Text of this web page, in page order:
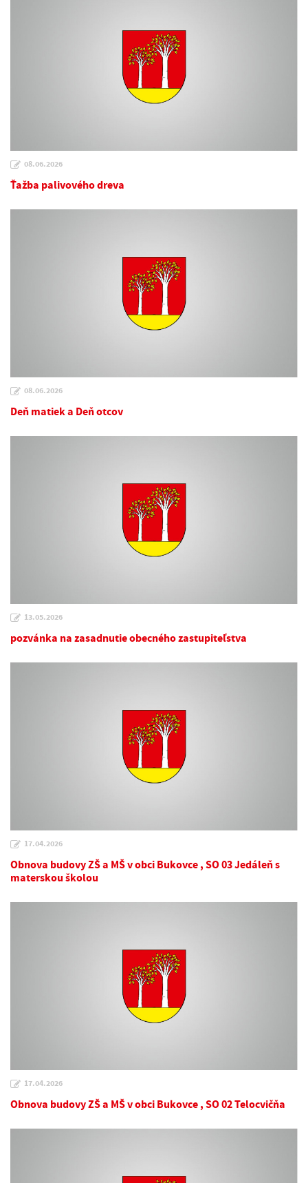
08.06.2026
Ťažba palivového dreva
08.06.2026
Deň matiek a Deň otcov
13.05.2026
pozvánka na zasadnutie obecného zastupiteľstva
17.04.2026
Obnova budovy ZŠ a MŠ v obci Bukovce , SO 03 Jedáleň s
materskou školou
17.04.2026
Obnova budovy ZŠ a MŠ v obci Bukovce , SO 02 Telocvičňa